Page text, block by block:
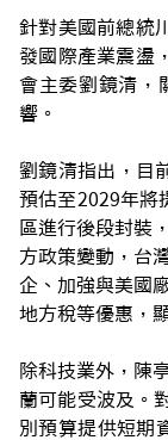
針對美國前總統
發國際產業震盪
會主委劉鏡清，
響。
劉鏡清指出，目
預估至2029年將
區進行後段封裝
方政策變動，台
企、加強與美國
地方稅等優惠，
除科技業外，陳
蘭可能受波及。
別預算提供短期